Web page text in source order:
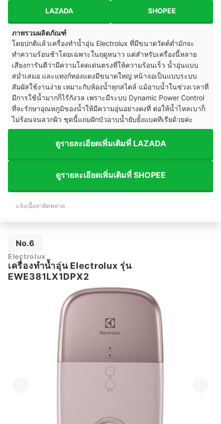
LAZADA SHOPEE
ภาพรวมผลิตภัณฑ์
โดยปกติแล้วเครื่องทำน้ำอุ่น Electrolux ที่มีขนาดวัตต์ต่ำมักจะ
ทำความร้อนช้าโดยเฉพาะในฤดูหนาว แต่สำหรับเครื่องนี้หลาย
เสียงการันตีว่ามีความโดดเด่นตรงที่ให้ความร้อนเร็ว น้ำอุ่นแบบ
สม่ำเสมอ และแทงก์ทองแดงมีขนาดใหญ่ หน้าจอเป็นแบบระบบ
สัมผัสใช้งานง่าย เหมาะกับห้องน้ำทุกสไตล์ แม้อาบน้ำในช่วงเวลาที่
มีการใช้น้ำมากก็ไร้กังวล เพราะมีระบบ Dynamic Power Control
ที่จะรักษาอุณหภูมิของน้ำให้มีความอุ่นอย่างคงที่ ต่อให้น้ำไหลเบาก็
ไม่ร้อนจนลวกผิว ชุดนี้แถมฝักบัวอาบน้ำยับยั้งแบคทีเรียด้วยค่ะ
ดูรายละเอียดเพิ่มเติมที่ LAZADA
ดูรายละเอียดเพิ่มเติมที่ SHOPEE
แจ้งเนื้อหาผิดพลาด
No.6
Electrolux
เครื่องทำน้ำอุ่น Electrolux รุ่น
EWE381LX1DPX2